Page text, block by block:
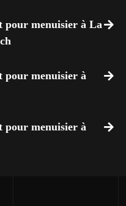
pour menuisier à La
pour menuisier à
pour menuisier à